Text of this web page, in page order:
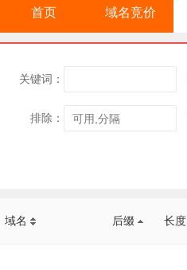
首页 域名竞价
关键词：
排除：
域名 后缀 长度